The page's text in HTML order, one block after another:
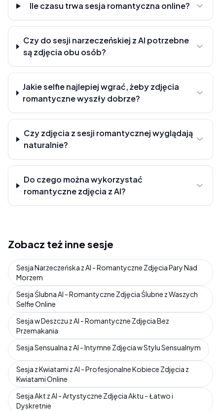
Ile czasu trwa sesja romantyczna online?
Czy do sesji narzeczeńskiej z AI potrzebne
są zdjęcia obu osób?
Jakie selfie najlepiej wgrać, żeby zdjęcia
romantyczne wyszły dobrze?
Czy zdjęcia z sesji romantycznej wyglądają
naturalnie?
Do czego można wykorzystać
romantyczne zdjęcia z AI?
Zobacz też inne sesje
Sesja Narzeczeńska z AI - Romantyczne Zdjęcia Pary Nad
Morzem
Sesja Ślubna AI - Romantyczne Zdjęcia Ślubne z Waszych
Selfie Online
Sesja w Deszczu z AI - Romantyczne Zdjęcia Bez
Przemakania
Sesja Sensualna z AI - Intymne Zdjęcia w Stylu Sensualnym
Sesja z Kwiatami z AI - Profesjonalne Kobiece Zdjęcia z
Kwiatami Online
Sesja Akt z AI - Artystyczne Zdjęcia Aktu - Łatwo i
Dyskretnie